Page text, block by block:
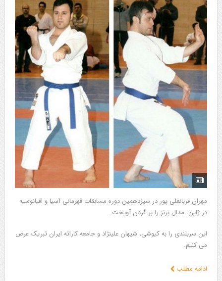
مهران قربانعلی پور در سیزدهمین دوره مسابقات قهرمانی آسیا و اقیانوسیه
در ژاپن، مدال برنز را بر گردن آویخت.
این سربلندی را به کیوشی، شیهان علینژاد و جامعه کاراته ایران تبریک عرض
می کنیم.
ادامه مطلب